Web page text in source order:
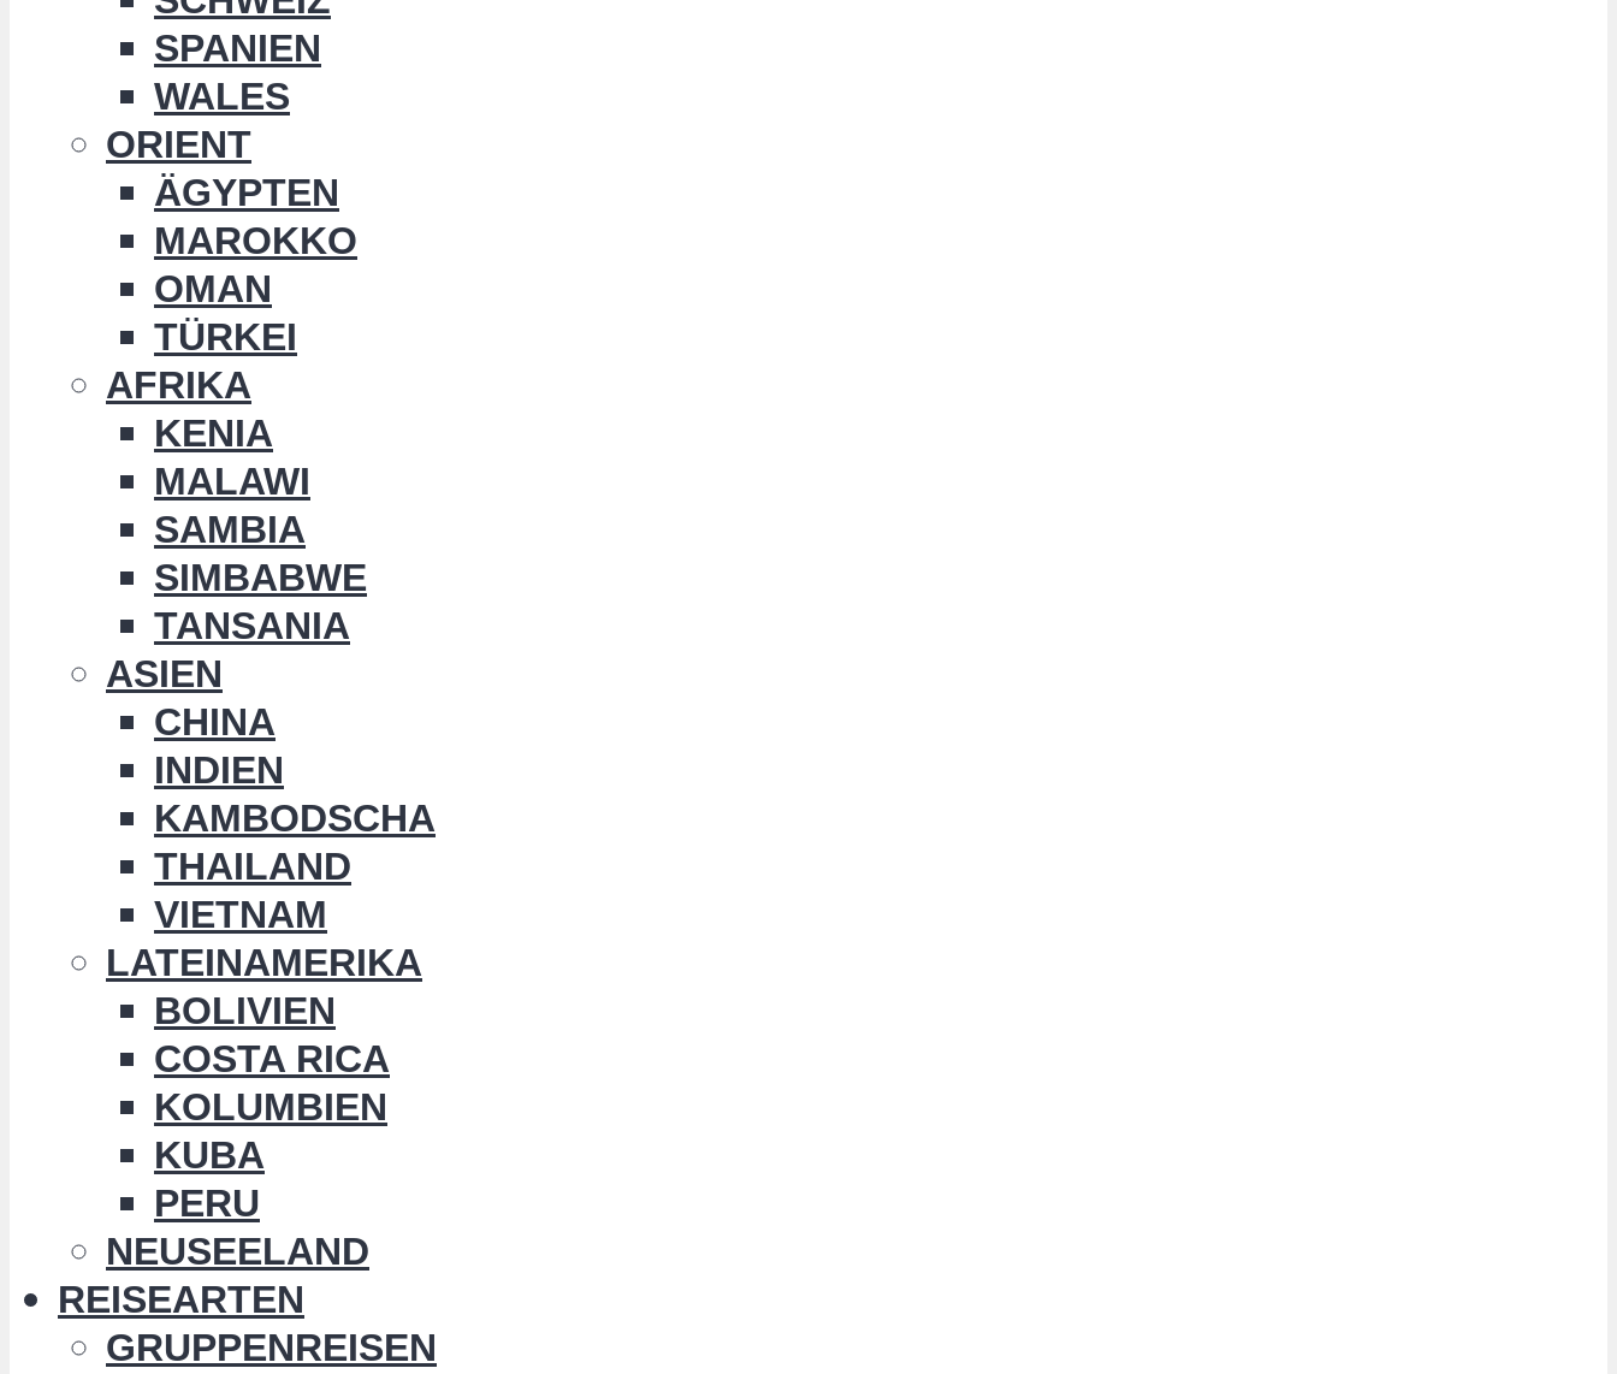
SPANIEN
WALES
ORIENT
ÄGYPTEN
MAROKKO
OMAN
TÜRKEI
AFRIKA
KENIA
MALAWI
SAMBIA
SIMBABWE
TANSANIA
ASIEN
CHINA
INDIEN
KAMBODSCHA
THAILAND
VIETNAM
LATEINAMERIKA
BOLIVIEN
COSTA RICA
KOLUMBIEN
KUBA
PERU
NEUSEELAND
REISEARTEN
GRUPPENREISEN